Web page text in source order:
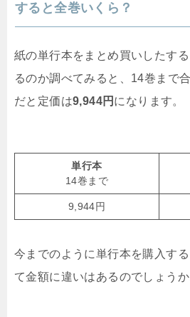
すると全巻いくら？
紙の単行本をまとめ買いしたす
るのか調べてみると、14巻まで合
だと定価は9,944円 になります。
単行本
14巻まで
9,944円
今までのように単行本を購入す
て金額に違いはあるのでしょうか